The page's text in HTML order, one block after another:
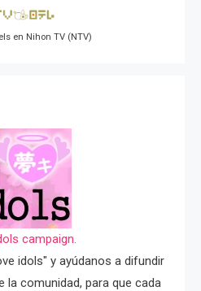
en Nihon TV (NTV)
campaign.
idols" y ayúdanos a difundir
la comunidad, para que cada